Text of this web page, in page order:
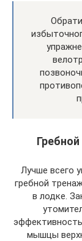
Лучше всего
гребной
в лодке.
мышцы